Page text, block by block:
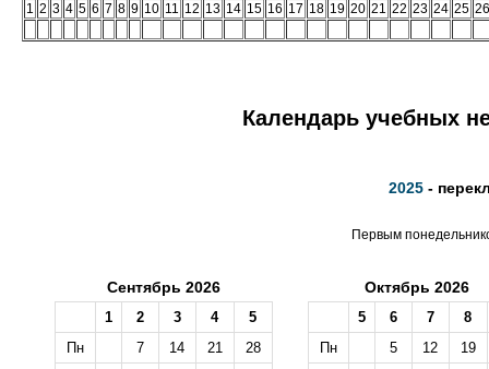
1 2 3 4 5 6 7 8 9 10 11 12 13 14 15 16 17 18 19 20 21 22 23 24 25 26
Календарь учебных
2025 -
Первым
Сентябрь 2026
1 2 3 4
5
Пн
7 14 21
28
Октябрь 2026
5 6 7
8
Пн
5 12
19